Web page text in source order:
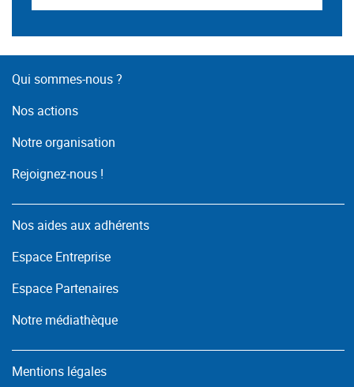
Qui sommes-nous ?
Nos actions
Notre organisation
Rejoignez-nous !
Nos aides aux adhérents
Espace Entreprise
Espace Partenaires
Notre médiathèque
Mentions légales